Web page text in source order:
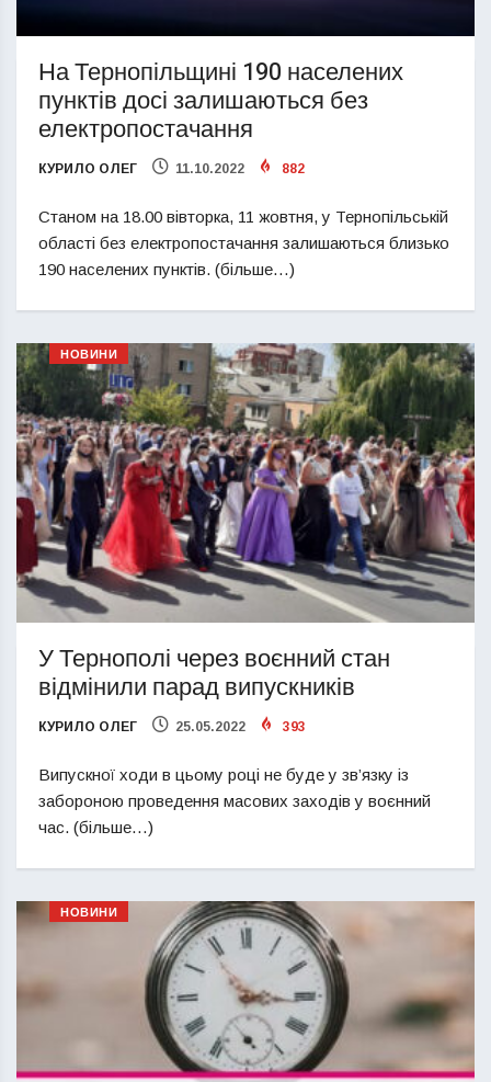
На Тернопільщині 190 населених
пунктів досі залишаються без
електропостачання
КУРИЛО ОЛЕГ 11.10.2022 882
Станом на 18.00 вівторка, 11 жовтня, у Тернопільській
області без електропостачання залишаються близько
190 населених пунктів. (більше…)
НОВИНИ
У Тернополі через воєнний стан
відмінили парад випускників
КУРИЛО ОЛЕГ 25.05.2022 393
Випускної ходи в цьому році не буде у зв’язку із
забороною проведення масових заходів у воєнний
час. (більше…)
НОВИНИ